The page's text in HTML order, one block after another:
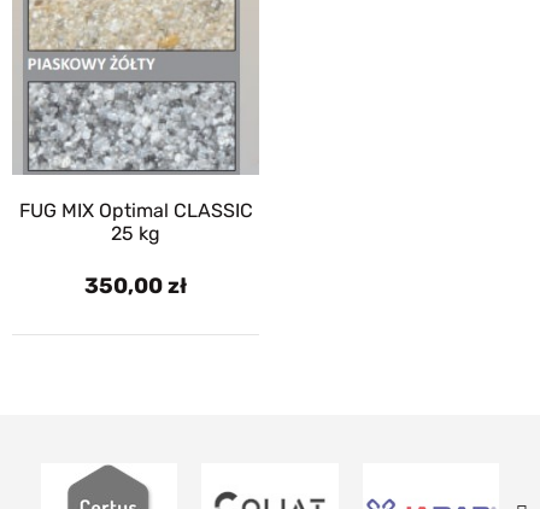
FUG MIX Optimal CLASSIC
25 kg
350,00